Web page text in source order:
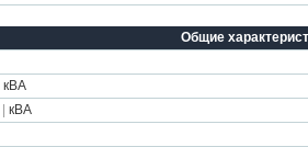
Общие
кВА
кВА